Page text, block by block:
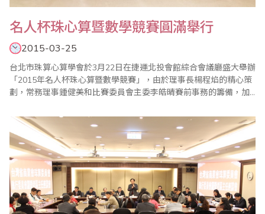
名人杯珠心算暨數學競賽圓滿舉行
2015-03-25
台北市珠算心算學會於3月22日在捷運北投會館綜合會議廳盛大舉辦
「2015年名人杯珠心算暨數學競賽」，由於理事長楊程焰的精心策
劃，常務理事鍾健美和比賽委員會主委李皓晴賽前事務的籌備，加
與配合，使得比賽圓滿成功。 比賽有緊張刺激的【唸心算比賽】，
更有挑戰緊張極限的【名人獎金逐項賽】，選手須備有高程度的珠
心算能力，平常更要接受聽算訓練，才有..